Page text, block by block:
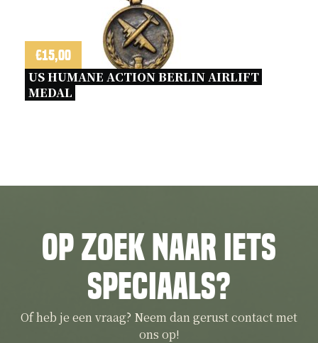
€15,00
US HUMANE ACTION BERLIN AIRLIFT
MEDAL
Op zoek naar iets
speciaals?
Of heb je een vraag? Neem dan gerust contact met
ons op!